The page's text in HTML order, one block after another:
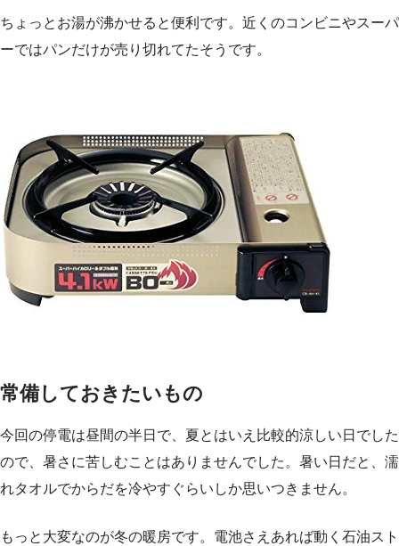
ちょっとお湯が沸かせると便利です。近くのコンビニやスーパ
ーではパンだけが売り切れてたそうです。
常備しておきたいもの
今回の停電は昼間の半日で、夏とはいえ比較的涼しい日でした
ので、暑さに苦しむことはありませんでした。暑い日だと、濡
れタオルでからだを冷やすぐらいしか思いつきません。
もっと大変なのが冬の暖房です。電池さえあれば動く石油スト